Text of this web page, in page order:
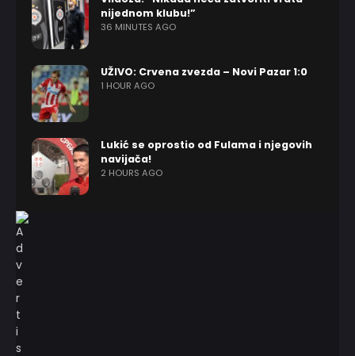
nijednom klubu!”
36 MINUTES AGO
UŽIVO: Crvena zvezda – Novi Pazar 1:0
1 HOUR AGO
Lukić se oprostio od Fulama i njegovih
navijača!
2 HOURS AGO